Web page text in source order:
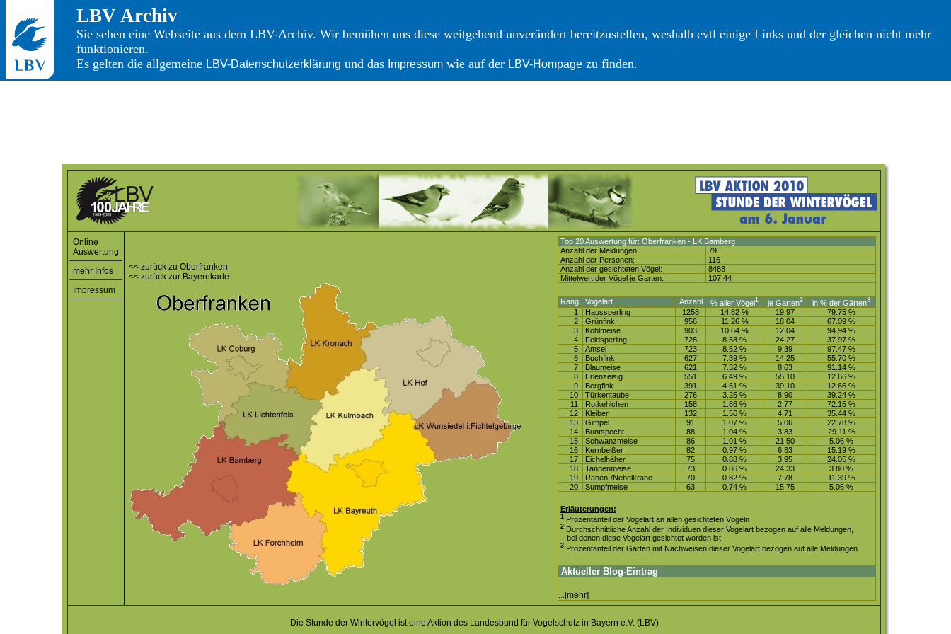
LBV Archiv
Sie sehen eine Webseite aus dem LBV-Archiv. Wir bemühen uns diese weitgehend unverändert bereitzustellen, weshalb evtl einige Links und der gleichen nicht mehr
funktionieren.
Es gelten die allgemeine LBV-Datenschutzerklärung und das Impressum wie auf der LBV-Hompage zu finden.
Online
Auswertung
mehr Infos
Impressum
<< zurück zu Oberfranken
<< zurück zur Bayernkarte
Top 20 Auswertung für: Oberfranken - LK Bamberg
Anzahl der Meldungen:
79
Anzahl der Personen:
116
Anzahl der gesichteten Vögel:
8488
Mittelwert der Vögel je Garten:
107.44
Rang Vogelart Anzahl % aller Vögel1 je Garten2 in % der Gärten3
1 Haussperling 1258 14.82 % 19.97
79.75 %
2
Grünfink 956 11.26 % 18.04
67.09 %
3
Kohlmeise 903 10.64 % 12.04
94.94 %
4
Feldsperling 728 8.58 % 24.27
37.97 %
5
Amsel 723 8.52 % 9.39
97.47 %
6
Buchfink 627 7.39 % 14.25
55.70 %
7
Blaumeise 621 7.32 % 8.63
91.14 %
8
Erlenzeisig 551 6.49 % 55.10
12.66 %
9
Bergfink 391 4.61 % 39.10
12.66 %
10
Türkentaube 276 3.25 % 8.90
39.24 %
11
Rotkehlchen 158 1.86 % 2.77
72.15 %
12
Kleiber 132 1.56 % 4.71
35.44 %
13
Gimpel 91 1.07 % 5.06
22.78 %
14
Buntspecht 88 1.04 % 3.83
29.11 %
15
Schwanzmeise 86 1.01 % 21.50
5.06 %
16
Kernbeißer 82 0.97 % 6.83
15.19 %
17
Eichelhäher 75 0.88 % 3.95
24.05 %
18
Tannenmeise 73 0.86 % 24.33
3.80 %
19
Raben-/Nebelkrähe 70 0.82 % 7.78
11.39 %
20
Sumpfmeise 63 0.74 % 15.75 5.06 %
Erläuterungen:
1 Prozentanteil der Vogelart an allen gesichteten Vögeln
2 Durchschnittliche Anzahl der Individuen dieser Vogelart bezogen auf alle Meldungen,
bei denen diese Vogelart gesichtet worden ist
3 Prozentanteil der Gärten mit Nachweisen dieser Vogelart bezogen auf alle Meldungen
Aktueller Blog-Eintrag
[mehr]
Die Stunde der Wintervögel ist eine Aktion des Landesbund für Vogelschutz in Bayern e.V.(LBV)